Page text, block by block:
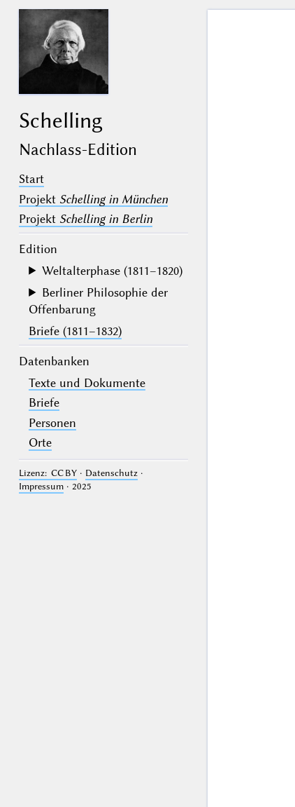
Schelling
Nachlass-Edition
Start
Projekt Schelling in München
Projekt Schelling in Berlin
Edition
Weltalterphase (1811–1820)
Berliner Philosophie der
Offenbarung
Briefe (1811–1832)
Datenbanken
Texte und Dokumente
Briefe
Personen
Orte
Lizenz: CC BY· Datenschutz·
Impressum· 2025